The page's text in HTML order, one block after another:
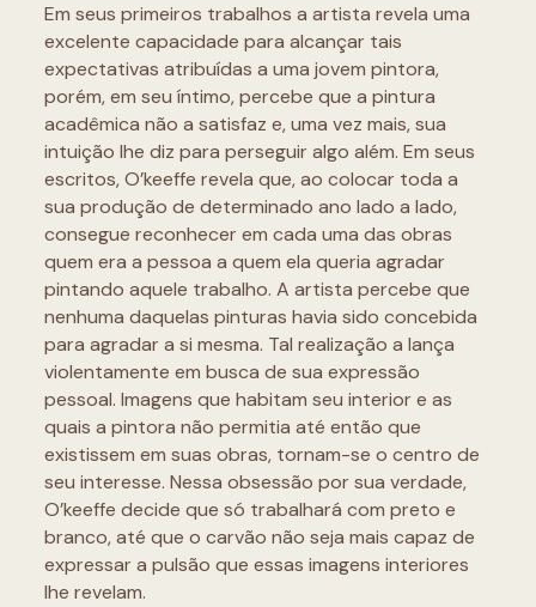
Em seus primeiros trabalhos a artista revela uma
excelente capacidade para alcançar tais
expectativas atribuídas a uma jovem pintora,
porém, em seu íntimo, percebe que a pintura
acadêmica não a satisfaz e, uma vez mais, sua
intuição lhe diz para perseguir algo além. Em seus
escritos, O’keeffe revela que, ao colocar toda a
sua produção de determinado ano lado a lado,
consegue reconhecer em cada uma das obras
quem era a pessoa a quem ela queria agradar
pintando aquele trabalho. A artista percebe que
nenhuma daquelas pinturas havia sido concebida
para agradar a si mesma. Tal realização a lança
violentamente em busca de sua expressão
pessoal. Imagens que habitam seu interior e as
quais a pintora não permitia até então que
existissem em suas obras, tornam-se o centro de
seu interesse. Nessa obsessão por sua verdade,
O’keeffe decide que só trabalhará com preto e
branco, até que o carvão não seja mais capaz de
expressar a pulsão que essas imagens interiores
lhe revelam.